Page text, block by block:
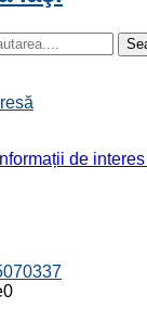
Informații de
0